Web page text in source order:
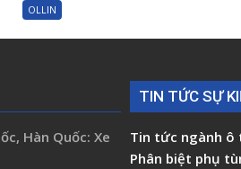
Ollin720
OLLIN
Hàn Quốc: Xe
TIN TỨC SỰ
Tin tức ngành ô
Phân biệt phụ